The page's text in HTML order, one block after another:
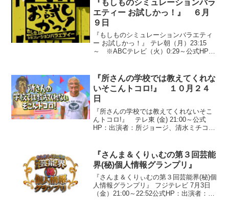
羽野晶...
『もしものシミュレーションバラ
エティー お試しかっ！』 ６月
９日
『もしものシミュレーションバラエティ
ー お試しかっ！』 テレ朝（月）23:15
～ ※ABCテレビ（火）0:29～公式HP：
我が家、バッファロー吾郎、パンクブー
ブー、サバ...
『所さんの学校では教えてくれな
いそこんトコロ!』 １０月２４
日
『所さんの学校では教えてくれないそこ
んトコロ!』 テレ東 (金) 21:00～公式
HP：出演者：所ジョージ、清水ミチコ、
ー）●抜き打ちテスト『動物園の中で一番
エサ代がかか...
『さんま＆くりぃむの第３回芸能
界(秘)個人情報グランプリ』
『さんま＆くりぃむの第３回芸能界(秘)個
人情報グランプリ』 フジテレビ 7月3日
（金）21:00～22:52公式HP：出演者：明